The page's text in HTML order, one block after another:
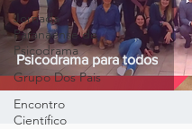
Jornada
Paranaense de
Psicodrama
Grupo Dos Pais
Encontro
Científico
Psicodrama para todos